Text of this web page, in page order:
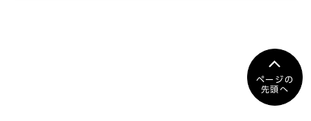
ページの
先頭へ